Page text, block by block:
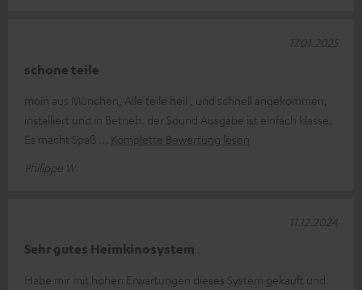
schone teile
moin aus München, Alle teile heil , und schnell angekommen,
installiert und in Betrieb. der Sound Ausgabe ist einfach klasse.
Es macht Spaß
Komplette Bewertung lesen
Philippe W.
17.01.2025
Sehr gutes Heimkinosystem
Habe mir mit hohen Erwartungen dieses System gekauft und
11.12.2024